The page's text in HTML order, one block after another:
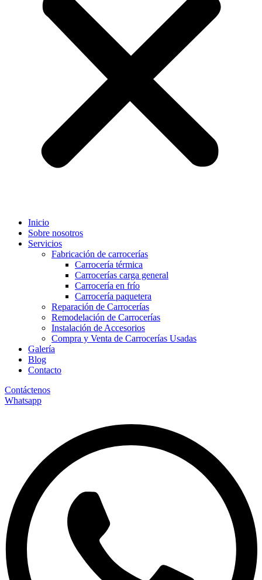
Inicio
Sobre nosotros
Servicios
Fabricación de carrocerías
Carrocería térmica
Carrocerías carga general
Carrocería en frío
Carrocería paquetera
Reparación de Carrocerías
Remodelación de Carrocerías
Instalación de Accesorios
Compra y Venta de Carrocerías Usadas
Galería
Blog
Contacto
Contáctenos
Whatsapp